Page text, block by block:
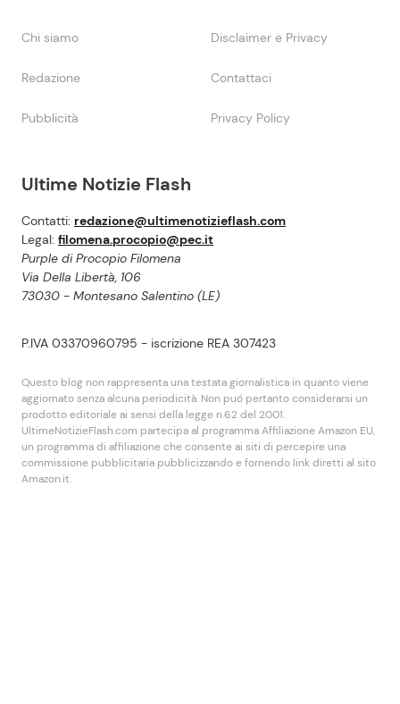
Ultime Notizie Flash
Contatti: redazione@ultimenotizieflash.com
Legal: filomena.procopio@pec.it
Purple di Procopio Filomena
Via Della Libertà, 106
73030 - Montesano Salentino (LE)
P.IVA 03370960795 - iscrizione REA 307423
Questo blog non rappresenta una testata giornalistica in quanto viene
aggiornato senza alcuna periodicità. Non puó pertanto considerarsi un
prodotto editoriale ai sensi della legge n.62 del 2001.
UltimeNotizieFlash.com partecipa al programma Affiliazione Amazon EU,
un programma di affiliazione che consente ai siti di percepire una
commissione pubblicitaria pubblicizzando e fornendo link diretti al sito
Amazon.it.
Chi siamo Disclaimer e Privacy
Redazione Contattaci
Pubblicità Privacy Policy